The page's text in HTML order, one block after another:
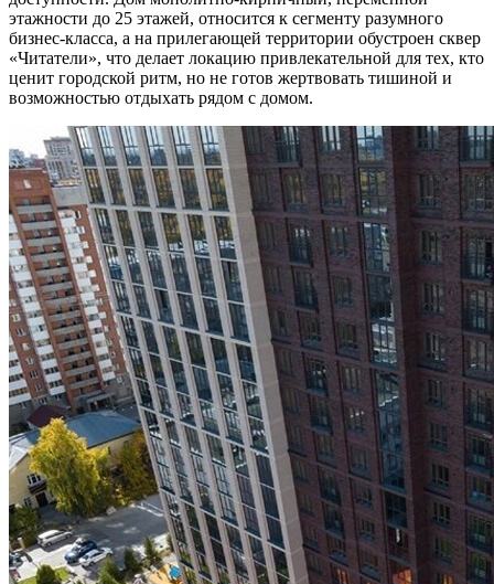
этажности до 25 этажей, относится к сегменту разумного
бизнес-класса, а на прилегающей территории обустроен сквер
«Читатели», что делает локацию привлекательной для тех, кто
ценит городской ритм, но не готов жертвовать тишиной и
возможностью отдыхать рядом с домом.